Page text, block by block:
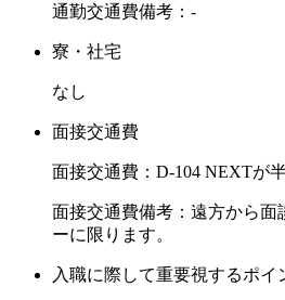
通勤交通費備考：-
寮・社宅
なし
面接交通費
面接交通費：D-104 NEXTが
面接交通費備考：遠方から面
ーに限ります。
入職に際して重要視するポイ